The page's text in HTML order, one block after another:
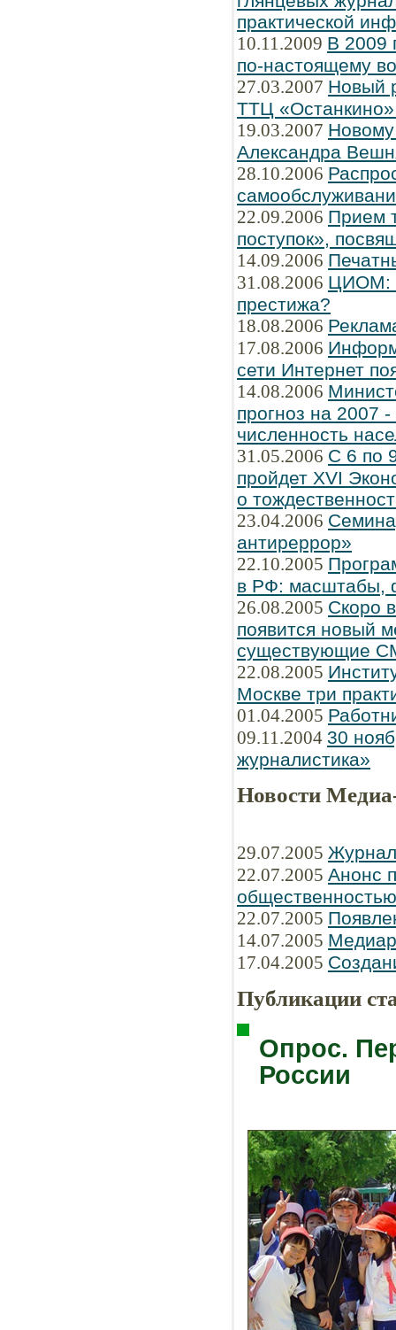
практической
10.11.2009 В 2009
по-настоящему
27.03.2007 Новый
ТТЦ
19.03.2007
Александра
28.10.2006
22.09.2006 Прием
поступок»,
14.09.2006
31.08.2006 ЦИОМ:
престижа?
18.08.2006
17.08.2006
сети Интернет
14.08.2006
прогноз на 2007
численность
31.05.2006 С 6 по
пройдет XVI
о
23.04.2006
антиреррор»
22.10.2005
в РФ: масштабы,
26.08.2005 Скоро
появится новый
существующие
22.08.2005
Москве три
01.04.2005
09.11.2004 30
журналистика»
Новости
29.07.2005
22.07.2005 Анонс
общественностью
22.07.2005
14.07.2005
17.04.2005
Публикации
Опрос.
России